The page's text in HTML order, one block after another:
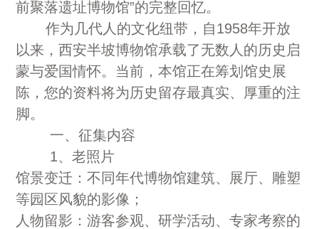
前聚落遗址博物馆”的完整回忆。
作为几代人的文化纽带，自1958年开放
以来，西安半坡博物馆承载了无数人的历史启
蒙与爱国情怀。当前，本馆正在筹划馆史展
陈，您的资料将为历史留存最真实、厚重的注
脚。
一、征集内容
1、老照片
馆景变迁：不同年代博物馆建筑、展厅、雕塑
等园区风貌的影像；
人物留影：游客参观、研学活动、专家考察的